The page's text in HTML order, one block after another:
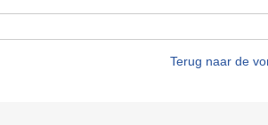
Terug naar de